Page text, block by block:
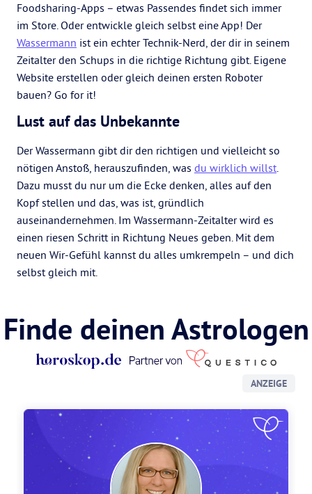
Foodsharing-Apps – etwas Passendes findet sich immer
im Store. Oder entwickle gleich selbst eine App! Der
Wassermann ist ein echter Technik-Nerd, der dir in seinem
Zeitalter den Schups in die richtige Richtung gibt. Eigene
Website erstellen oder gleich deinen ersten Roboter
bauen? Go for it!
Lust auf das Unbekannte
Der Wassermann gibt dir den richtigen und vielleicht so
nötigen Anstoß, herauszufinden, was du wirklich willst.
Dazu musst du nur um die Ecke denken, alles auf den
Kopf stellen und das, was ist, gründlich
auseinandernehmen. Im Wassermann-Zeitalter wird es
einen riesen Schritt in Richtung Neues geben. Mit dem
neuen Wir-Gefühl kannst du alles umkrempeln – und dich
selbst gleich mit.
Finde deinen Astrologen
ANZEIGE